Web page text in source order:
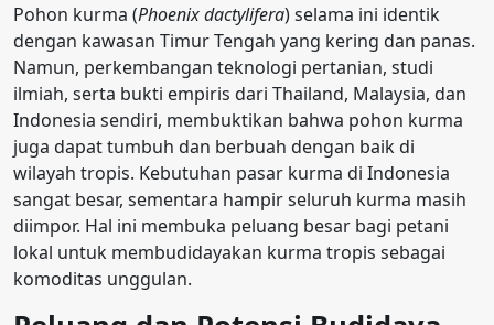
Pohon kurma (Phoenix dactylifera) selama ini identik
dengan kawasan Timur Tengah yang kering dan panas.
Namun, perkembangan teknologi pertanian, studi
ilmiah, serta bukti empiris dari Thailand, Malaysia, dan
Indonesia sendiri, membuktikan bahwa pohon kurma
juga dapat tumbuh dan berbuah dengan baik di
wilayah tropis. Kebutuhan pasar kurma di Indonesia
sangat besar, sementara hampir seluruh kurma masih
diimpor. Hal ini membuka peluang besar bagi petani
lokal untuk membudidayakan kurma tropis sebagai
komoditas unggulan.